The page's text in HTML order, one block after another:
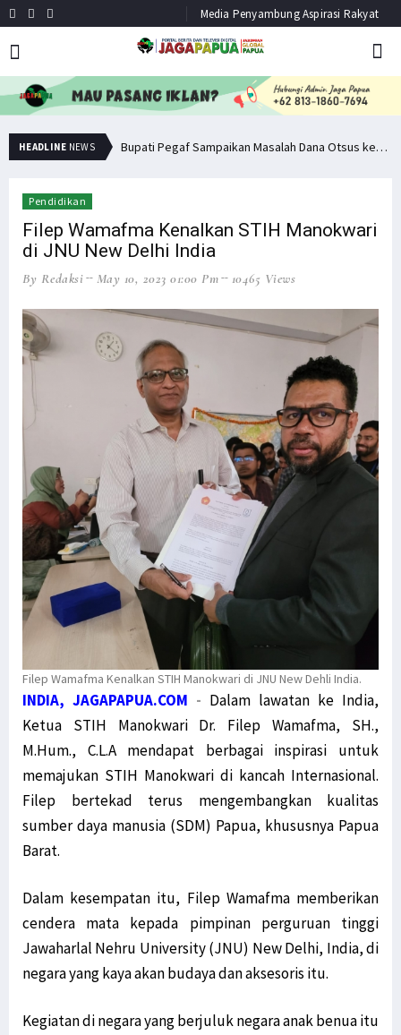
Media Penyambung Aspirasi Rakyat
HEADLINE NEWS Minta Operasi Militer Dihentikan, KKB Ancam Perang Serentak Bupati Pegaf Sampaikan Masalah Dana Otsus kepada Filep Wamafma
Pendidikan
Filep Wamafma Kenalkan STIH Manokwari
di JNU New Delhi India
By Redaksi May 10, 2023 01:00 Pm 10465 Views
Filep Wamafma Kenalkan STIH Manokwari di JNU New Dehli India.
INDIA, JAGAPAPUA.COM - Dalam lawatan ke India,
Ketua STIH Manokwari Dr. Filep Wamafma, SH.,
M.Hum., C.L.A mendapat berbagai inspirasi untuk
memajukan STIH Manokwari di kancah Internasional.
Filep bertekad terus mengembangkan kualitas
sumber daya manusia (SDM) Papua, khususnya Papua
Barat.
Dalam kesempatan itu, Filep Wamafma memberikan
cendera mata kepada pimpinan perguruan tinggi
Jawaharlal Nehru University (JNU) New Delhi, India, di
negara yang kaya akan budaya dan aksesoris itu.
Kegiatan di negara yang berjuluk negara anak benua itu